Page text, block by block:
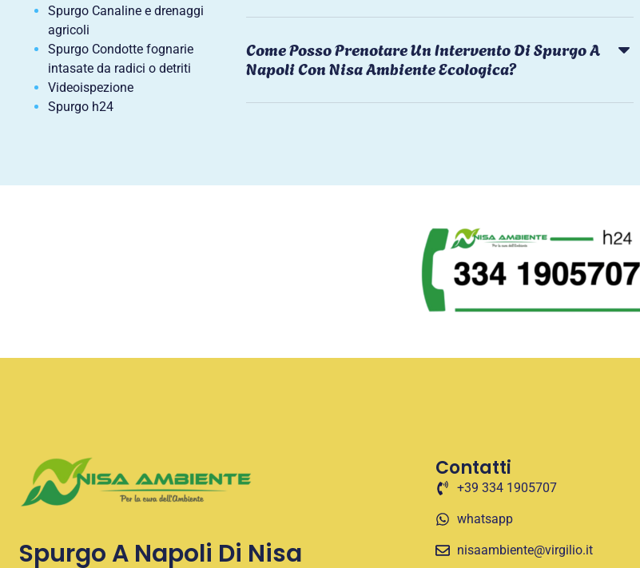
Spurgo Canaline e drenaggi
agricoli
Spurgo Condotte fognarie
intasate da radici o detriti
Videoispezione
Spurgo h24
Come Posso Prenotare Un Intervento Di Spurgo A
Napoli Con Nisa Ambiente Ecologica?
Spurgo A Napoli Di Nisa
Contatti
+39 334 1905707
whatsapp
nisaambiente@virgilio.it